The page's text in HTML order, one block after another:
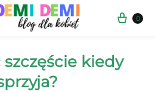
0
kiedy